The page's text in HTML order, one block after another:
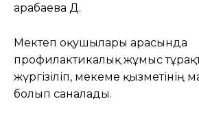
Қарабаева Д.
Мектеп оқушылары арасында
профилактикалық жұмыс
жүргізіліп, мекеме қызметінің
болып саналады.